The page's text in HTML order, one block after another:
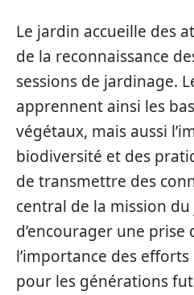
Le jardin accueille des
de la reconnaissance
sessions de jardinage.
apprennent ainsi les
végétaux, mais aussi
biodiversité et des
de transmettre des
central de la mission du
d’encourager une prise
l’importance des
pour les générations